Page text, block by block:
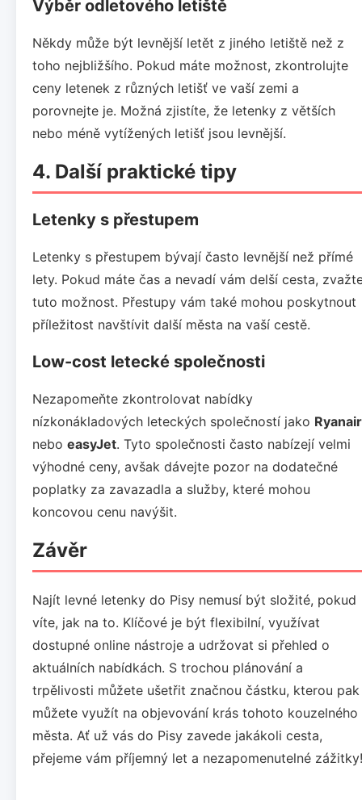
Výběr odletového letiště
Někdy může být levnější letět z jiného letiště než z
toho nejbližšího. Pokud máte možnost, zkontrolujte
ceny letenek z různých letišť ve vaší zemi a
porovnejte je. Možná zjistíte, že letenky z větších
nebo méně vytížených letišť jsou levnější.
4. Další praktické tipy
Letenky s přestupem
Letenky s přestupem bývají často levnější než přímé
lety. Pokud máte čas a nevadí vám delší cesta,
tuto možnost. Přestupy vám také mohou poskytnout
příležitost navštívit další města na vaší cestě.
Low-cost letecké společnosti
Nezapomeňte zkontrolovat nabídky
nízkonákladových leteckých společností jako Ryanair
nebo easyJet. Tyto společnosti často nabízejí velmi
výhodné ceny, avšak dávejte pozor na dodatečné
poplatky za zavazadla a služby, které mohou
koncovou cenu navýšit.
Závěr
Najít levné letenky do Pisy nemusí být složité, pokud
víte, jak na to. Klíčové je být flexibilní, využívat
dostupné online nástroje a udržovat si přehled o
aktuálních nabídkách. S trochou plánování a
trpělivosti můžete ušetřit značnou částku, kterou pak
můžete využít na objevování krás tohoto kouzelného
města. Ať už vás do Pisy zavede jakákoli cesta,
přejeme vám příjemný let a nezapomenutelné zážitky!